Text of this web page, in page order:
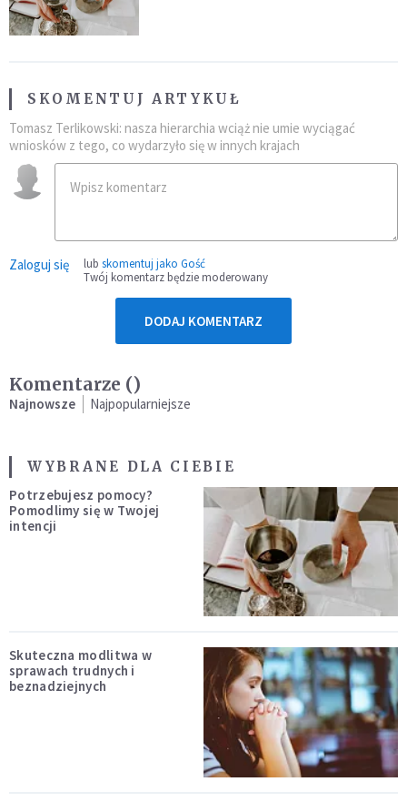
SKOMENTUJ ARTYKUŁ
Tomasz Terlikowski: nasza hierarchia wciąż nie umie wyciągać
wniosków z tego, co wydarzyło się w innych krajach
Zaloguj się lub skomentuj jako Gość
Twój komentarz będzie moderowany
DODAJ KOMENTARZ
Komentarze ()
Najnowsze Najpopularniejsze
WYBRANE DLA CIEBIE
Potrzebujesz pomocy?
Pomodlimy się w Twojej
intencji
Skuteczna modlitwa w
sprawach trudnych i
beznadziejnych